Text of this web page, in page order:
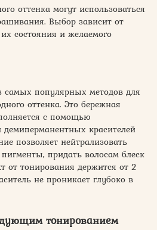
оттенка могут использоваться
Выбор зависит от
состояния и желаемого
популярных методов для
оттенка. Это бережная
с помощью
красителей
позволяет нейтрализовать
придать волосам блеск
от тонирования держится от 2
не проникает глубоко в
тонированием